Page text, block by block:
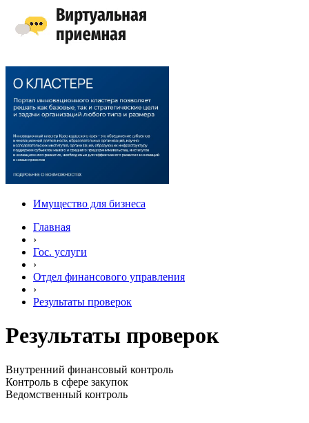
Имущество для бизнеса
Главная
›
Гос. услуги
›
Отдел финансового управления
›
Результаты проверок
Результаты проверок
Внутренний финансовый контроль
Контроль в сфере закупок
Ведомственный контроль